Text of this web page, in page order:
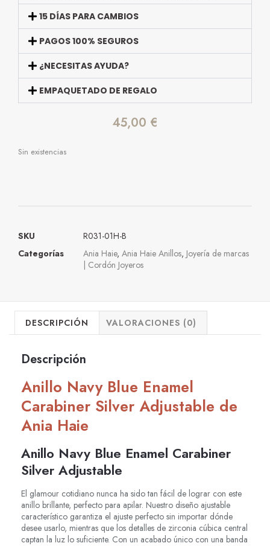
15 DÍAS PARA CAMBIOS
PAGOS 100% SEGUROS
¿NECESITAS AYUDA?
EMPAQUETADO DE REGALO
45,00 €
Sin existencias
SKU
R031-01H-B
Categorías
Ania Haie, Ania Haie Anillos, Joyería de marcas
| Cordón Joyeros
DESCRIPCIÓN VALORACIONES (0)
Descripción
Anillo Navy Blue Enamel
Carabiner Silver Adjustable de
Ania Haie
Anillo Navy Blue Enamel Carabiner
Silver Adjustable
El glamour cotidiano nunca ha sido tan fácil de lograr con este
anillo brillante, perfecto para apilar. Nuestro diseño ajustable
característico garantiza el ajuste perfecto sin importar dónde
desee usarlo, mientras que los detalles de zirconia cúbica central
captan la luz lo suficiente. Con un acabado único con una banda